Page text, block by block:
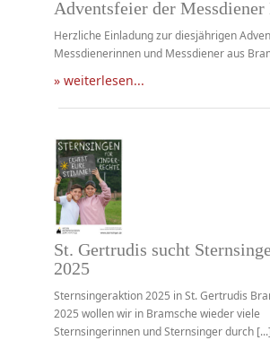
Adventsfeier der Messdiener
Herzliche Einladung zur diesjährigen
Messdienerinnen und Messdiener aus
» weiterlesen...
St. Gertrudis sucht
2025
Sternsingeraktion 2025 in St. Gertrudis
2025 wollen wir in Bramsche wieder viele
Sternsingerinnen und Sternsinger durch [...]